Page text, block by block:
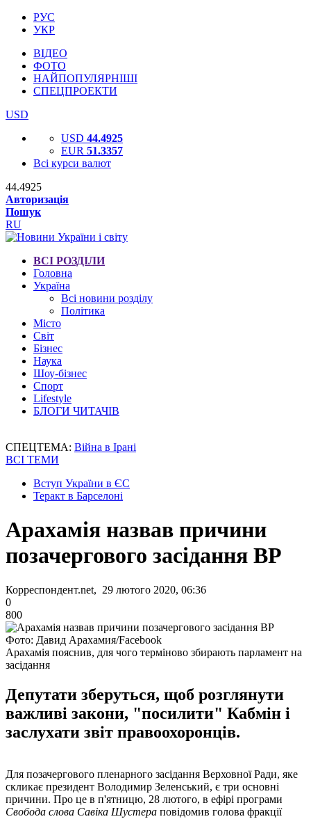
РУС
УКР
ВІДЕО
ФОТО
НАЙПОПУЛЯРНІШІ
СПЕЦПРОЕКТИ
USD
USD 44.4925
EUR 51.3357
Всі курси валют
44.4925
Авторизація
Пошук
RU
ВСІ РОЗДІЛИ
Головна
Україна
Всі новини розділу
Політика
Місто
Світ
Бізнес
Наука
Шоу-бізнес
Спорт
Lifestyle
БЛОГИ ЧИТАЧІВ
СПЕЦТЕМА: Війна в Ірані
ВСІ ТЕМИ
Вступ України в ЄС
Теракт в Барселоні
Арахамія назвав причини
позачергового засідання ВР
Корреспондент.net, 29 лютого 2020, 06:36
0
800
Фото: Давид Арахамия/Facebook
Арахамія пояснив, для чого терміново збирають парламент на
засідання
Депутати зберуться, щоб розглянути
важливі закони, "посилити" Кабмін і
заслухати звіт правоохоронців.
Для позачергового пленарного засідання Верховної Ради, яке
скликає президент Володимир Зеленський, є три основні
причини. Про це в п'ятницю, 28 лютого, в ефірі програми
Свобода слова Савіка Шустера повідомив голова фракції